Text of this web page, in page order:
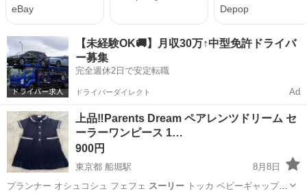
【未経験OK🚚】月収30万↑中型免許ドライバ
ー募集
完全週休2日で安定転職
ドライバーダイレクト Ad
上品‼️Parents Dream ペアレンツドリーム セ
ーラーワンピース 1…
900円
東京都 船堀駅
8月8日
プランナー オシュコシュ フェフェ スーリートッカ ベビーギャップ